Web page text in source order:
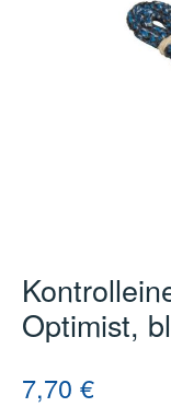
Optimist,
Regulärer Preis:
7,70 €